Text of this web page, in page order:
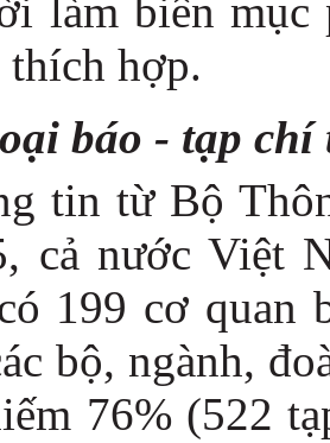
làm biên
thích hợp.
báo - tạp chí
tin từ Bộ
cả nước Việt
199 cơ quan
bộ, ngành,
76% (522